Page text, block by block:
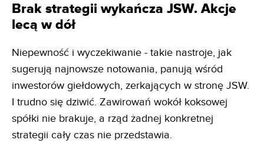
Brak strategii wykańcza JSW. Akcje
lecą w dół
Niepewność i wyczekiwanie - takie nastroje, jak
sugerują najnowsze notowania, panują wśród
inwestorów giełdowych, zerkających w stronę JSW.
I trudno się dziwić. Zawirowań wokół koksowej
spółki nie brakuje, a rząd żadnej konkretnej
strategii cały czas nie przedstawia.